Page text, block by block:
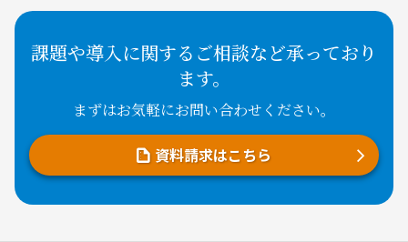
課題や導入に関するご相談など承っており
ます。
まずはお気軽にお問い合わせください。
資料請求はこちら